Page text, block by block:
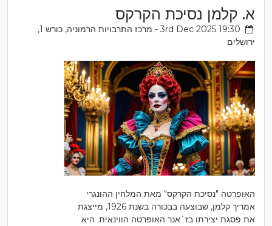
א. קלמן נסיכת הקרקס
3rd Dec 2025 19:30 - מרכז התרבויות הרמוניה, כורש 1,
ירושלים
האופרטה "נסיכת הקרקס" מאת המלחין ההונגרי
אמריך קלמן, שבוצעה בבכורה בשנת 1926, מייצגת
את פסגת יצירתו בז`אנר האופרטה הווינאית. היא